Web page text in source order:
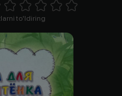
6 Stars7 Stars8 Stars
to'ldiring